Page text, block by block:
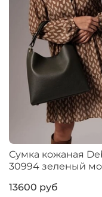
Сумка кожаная
30994 зеленый
13600 руб